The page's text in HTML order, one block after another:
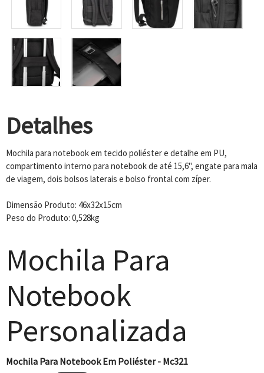
Detalhes
Mochila para notebook em tecido poliéster e detalhe em PU,
compartimento interno para notebook de até 15,6", engate para mala
de viagem, dois bolsos laterais e bolso frontal com zíper.
Dimensão Produto: 46x32x15cm
Peso do Produto: 0,528kg
Mochila Para
Notebook
Personalizada
Mochila Para Notebook Em Poliéster - Mc321